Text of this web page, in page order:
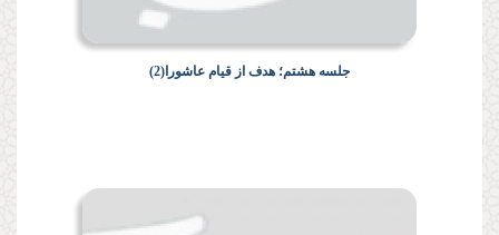
جلسه هشتم؛ هدف از قیام عاشورا(2)